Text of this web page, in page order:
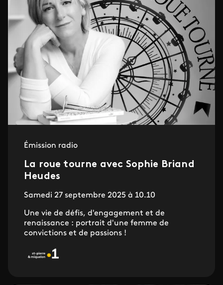
Émission radio
La roue tourne avec Sophie Briand
Heudes
Samedi 27 septembre 2025 à 10.10
Une vie de défis, d'engagement et de
renaissance : portrait d'une femme de
convictions et de passions !